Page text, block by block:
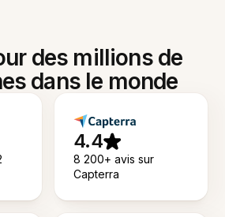
des millions de
dans le monde
4.4
8 200+ avis sur
Capterra